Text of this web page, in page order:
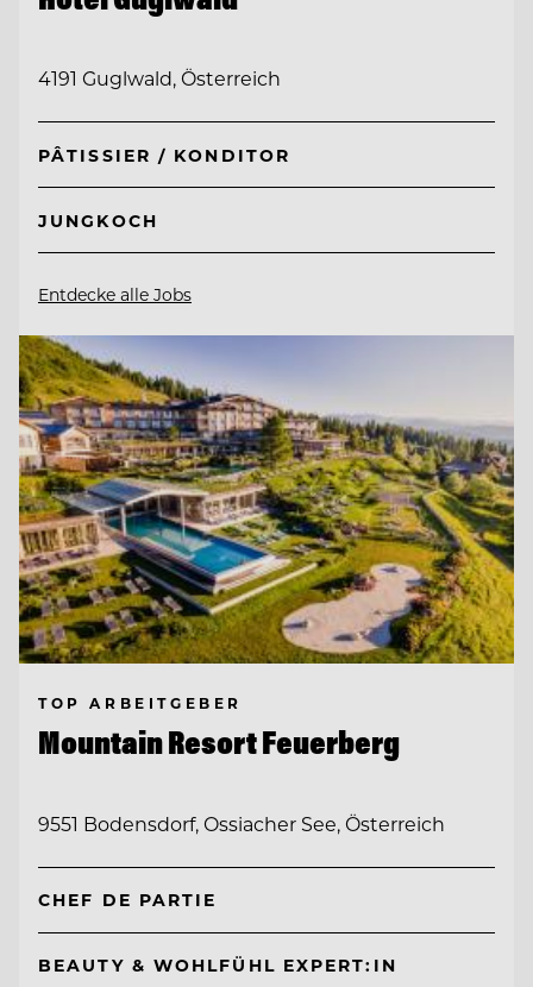
4191 Guglwald, Österreich
PÂTISSIER / KONDITOR
JUNGKOCH
Entdecke alle Jobs
TOP ARBEITGEBER
Mountain Resort Feuerberg
9551 Bodensdorf, Ossiacher See, Österreich
CHEF DE PARTIE
BEAUTY & WOHLFÜHL EXPERT:IN